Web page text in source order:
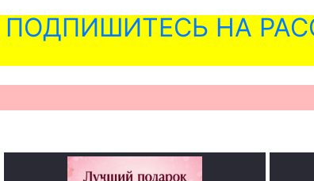
ПОДПИШИТЕСЬ НА